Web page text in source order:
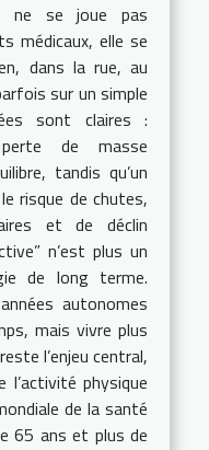
ne se joue pas
médicaux, elle se
dans la rue, au
sur un simple
sont claires :
de masse
tandis qu’un
risque de chutes,
et de déclin
n’est plus un
de long terme.
autonomes
mais vivre plus
l’enjeu central,
l’activité physique
de la santé
65 ans et plus de